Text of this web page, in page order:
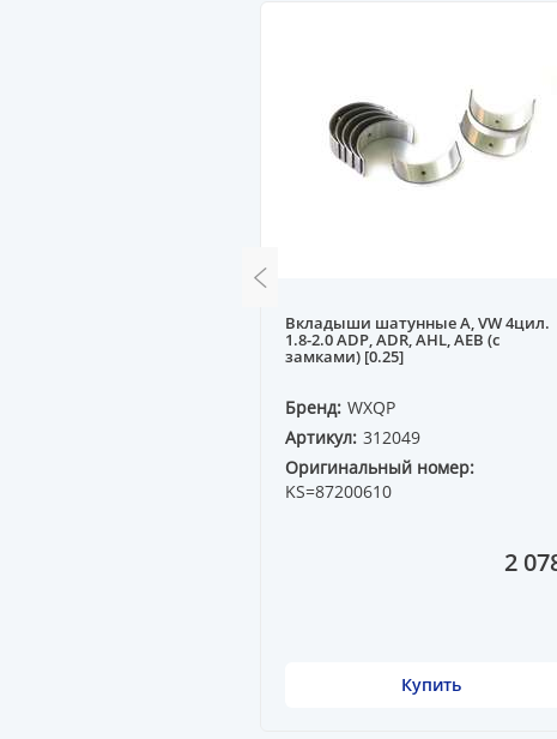
Вкладыши шатунные A, VW 4цил.
1.8-2.0 ADP, ADR, AHL, AEB (с
замками) [0.25]
Бренд: WXQP
Артикул: 312049
Оригинальный номер:
KS=87200610
2
Купить